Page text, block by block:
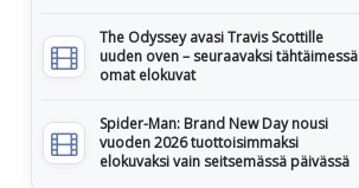
The Odyssey avasi Travis Scottille
uuden oven – seuraavaksi tähtäimessä
omat elokuvat
Spider-Man: Brand New Day nousi
vuoden 2026 tuottoisimmaksi
elokuvaksi vain seitsemässä päivässä